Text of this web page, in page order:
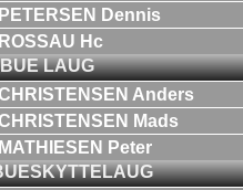
PETERSEN Dennis
ROSSAU Hc
LAUG
Anders
Mads
MATHIESEN Peter